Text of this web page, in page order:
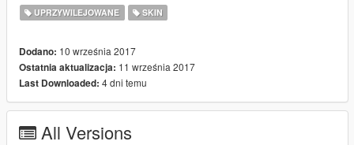
UPRZYWILEJOWANE SKIN
Dodano: 10 września 2017
Ostatnia aktualizacja: 11 września 2017
Last Downloaded: 4 dni temu
All Versions